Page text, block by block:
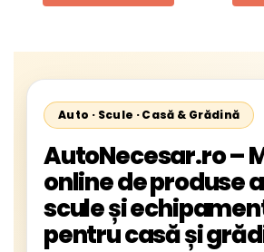
Auto · Scule · Casă & Grădină
AutoNecesar.ro –
online de produse
scule și
pentru casă și